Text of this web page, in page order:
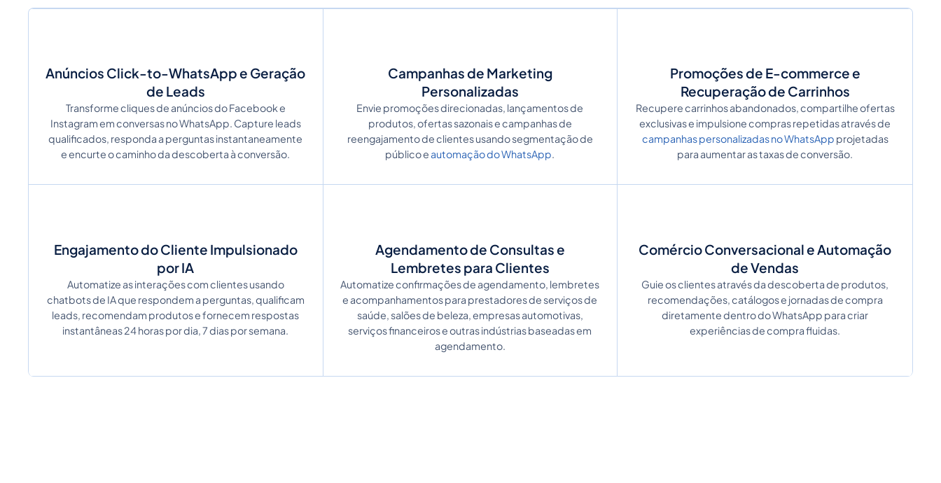
Anúncios Click-to-WhatsApp e Geração
de Leads
Transforme cliques de anúncios do Facebook e
Instagram em conversas no WhatsApp. Capture leads
qualificados, responda a perguntas instantaneamente
e encurte o caminho da descoberta à conversão.
Campanhas de Marketing
Personalizadas
Envie promoções direcionadas, lançamentos de
produtos, ofertas sazonais e campanhas de
reengajamento de clientes usando segmentação de
público eautomação do WhatsApp.
Promoções de E-commerce e
Recuperação de Carrinhos
Recupere carrinhos abandonados, compartilhe ofertas
exclusivas e impulsione compras repetidas através de
campanhas personalizadas no WhatsApp projetadas
para aumentar as taxas de conversão.
Engajamento do Cliente Impulsionado
por IA
Automatize as interações com clientes usando
chatbots de IA que respondem a perguntas, qualificam
leads, recomendam produtos e fornecem respostas
instantâneas 24 horas por dia, 7 dias por semana.
Agendamento de Consultas e
Lembretes para Clientes
Automatize confirmações de agendamento, lembretes
e acompanhamentos para prestadores de serviços de
saúde, salões de beleza, empresas automotivas,
serviços financeiros e outras indústrias baseadas em
agendamento.
Comércio Conversacional e Automação
de Vendas
Guie os clientes através da descoberta de produtos,
recomendações, catálogos e jornadas de compra
diretamente dentro do WhatsApp para criar
experiências de compra fluidas.